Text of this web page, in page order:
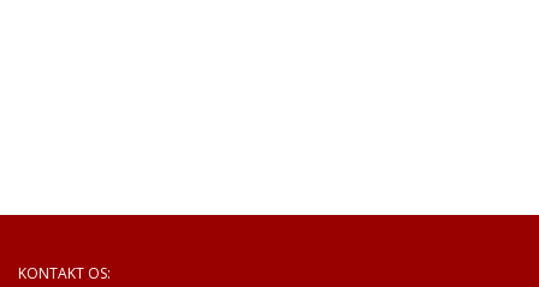
KONTAKT OS: